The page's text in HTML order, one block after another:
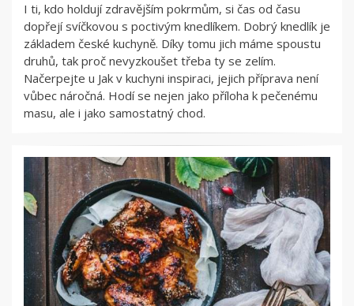
I ti, kdo holdují zdravějším pokrmům, si čas od času
dopřejí svíčkovou s poctivým knedlíkem. Dobrý knedlík je
základem české kuchyně. Díky tomu jich máme spoustu
druhů, tak proč nevyzkoušet třeba ty se zelím.
Načerpejte u Jak v kuchyni inspiraci, jejich příprava není
vůbec náročná. Hodí se nejen jako příloha k pečenému
masu, ale i jako samostatný chod.